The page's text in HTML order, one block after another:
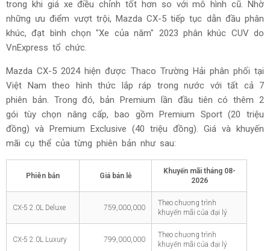
trong khi giá xe điều chỉnh tốt hơn so với mô hình cũ. Nhờ
những ưu điểm vượt trội, Mazda CX-5 tiếp tục dẫn đầu phân
khúc, đạt bình chọn "Xe của năm" 2023 phân khúc CUV do
VnExpress tổ chức.
Mazda CX-5 2024 hiện được Thaco Trường Hải phân phối tại
Việt Nam theo hình thức lắp ráp trong nước với tất cả 7
phiên bản. Trong đó, bản Premium lần đầu tiên có thêm 2
gói tùy chọn nâng cấp, bao gồm Premium Sport (20 triệu
đồng) và Premium Exclusive (40 triệu đồng). Giá và khuyến
mãi cụ thể của từng phiên bản như sau:
Phiên bản Giá bán lẻ
Khuyến mãi tháng 08-
2026
CX-5 2.0L Deluxe 759,000,000
Theo chương trình
khuyến mãi của đại lý
CX-5 2.0L Luxury 799,000,000
Theo chương trình
khuyến mãi của đại lý